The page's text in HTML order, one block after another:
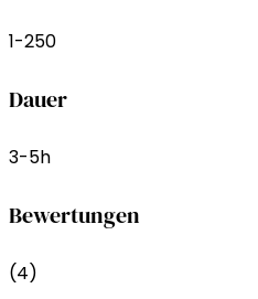
1-250
Dauer
3-5h
Bewertungen
(4)